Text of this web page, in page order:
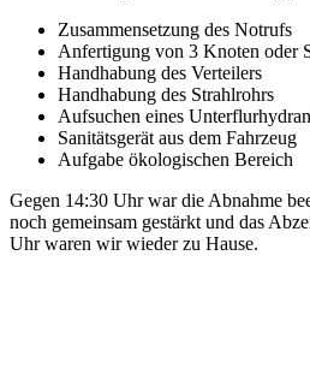
Zusammensetzung des Notrufs
Anfertigung von 3 Knoten oder
Handhabung des Verteilers
Handhabung des Strahlrohrs
Aufsuchen eines
Sanitätsgerät aus dem Fahrzeug
Aufgabe ökologischen Bereich
Gegen 14:30 Uhr war die Abnahme
noch gemeinsam gestärkt und das
Uhr waren wir wieder zu Hause.